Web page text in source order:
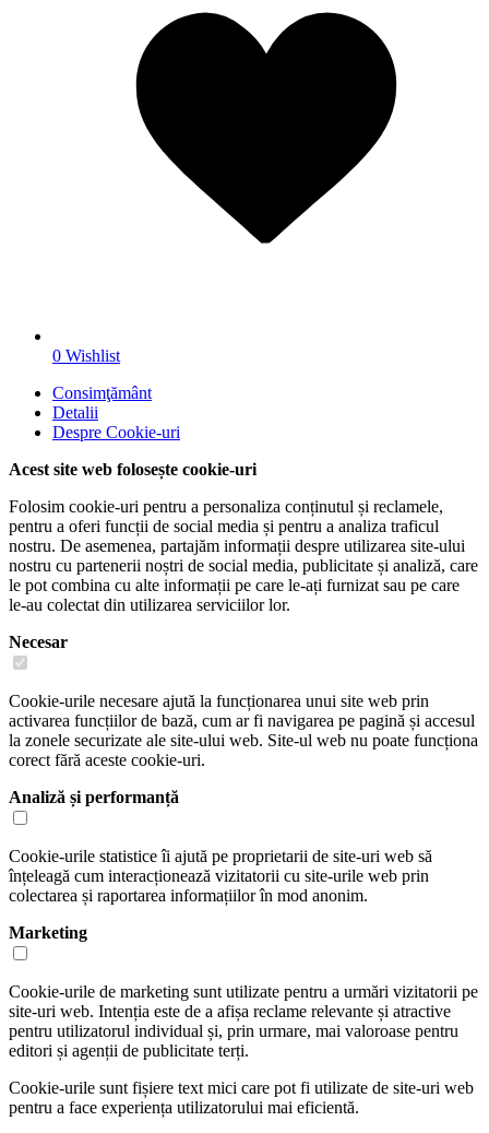
0 Wishlist
Consimţământ
Detalii
Despre Cookie-uri
Acest site web folosește cookie-uri
Folosim cookie-uri pentru a personaliza conținutul și reclamele,
pentru a oferi funcții de social media și pentru a analiza traficul
nostru. De asemenea, partajăm informații despre utilizarea site-ului
nostru cu partenerii noștri de social media, publicitate și analiză, care
le pot combina cu alte informații pe care le-ați furnizat sau pe care
le-au colectat din utilizarea serviciilor lor.
Necesar
Cookie-urile necesare ajută la funcționarea unui site web prin
activarea funcțiilor de bază, cum ar fi navigarea pe pagină și accesul
la zonele securizate ale site-ului web. Site-ul web nu poate funcționa
corect fără aceste cookie-uri.
Analiză și performanță
Cookie-urile statistice îi ajută pe proprietarii de site-uri web să
înțeleagă cum interacționează vizitatorii cu site-urile web prin
colectarea și raportarea informațiilor în mod anonim.
Marketing
Cookie-urile de marketing sunt utilizate pentru a urmări vizitatorii pe
site-uri web. Intenția este de a afișa reclame relevante și atractive
pentru utilizatorul individual și, prin urmare, mai valoroase pentru
editori și agenții de publicitate terți.
Cookie-urile sunt fișiere text mici care pot fi utilizate de site-uri web
pentru a face experiența utilizatorului mai eficientă.